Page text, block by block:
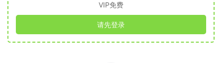
VIP免费
请先登录